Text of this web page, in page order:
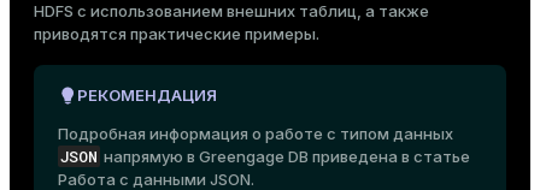
HDFS с использованием внешних таблиц , а также
приводятся практические примеры.
РЕКОМЕНДАЦИЯ
Подробная информация о работе с типом данных
JSON напрямую в Greengage DB приведена в статье
Работа с данными JSON.